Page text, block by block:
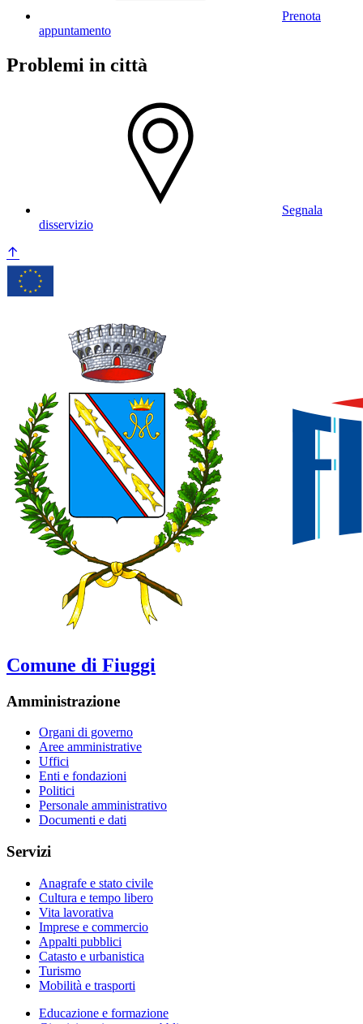
Prenota
appuntamento
Problemi in città
Segnala
disservizio
Comune di Fiuggi
Amministrazione
Organi di governo
Aree amministrative
Uffici
Enti e fondazioni
Politici
Personale amministrativo
Documenti e dati
Servizi
Anagrafe e stato civile
Cultura e tempo libero
Vita lavorativa
Imprese e commercio
Appalti pubblici
Catasto e urbanistica
Turismo
Mobilità e trasporti
Educazione e formazione